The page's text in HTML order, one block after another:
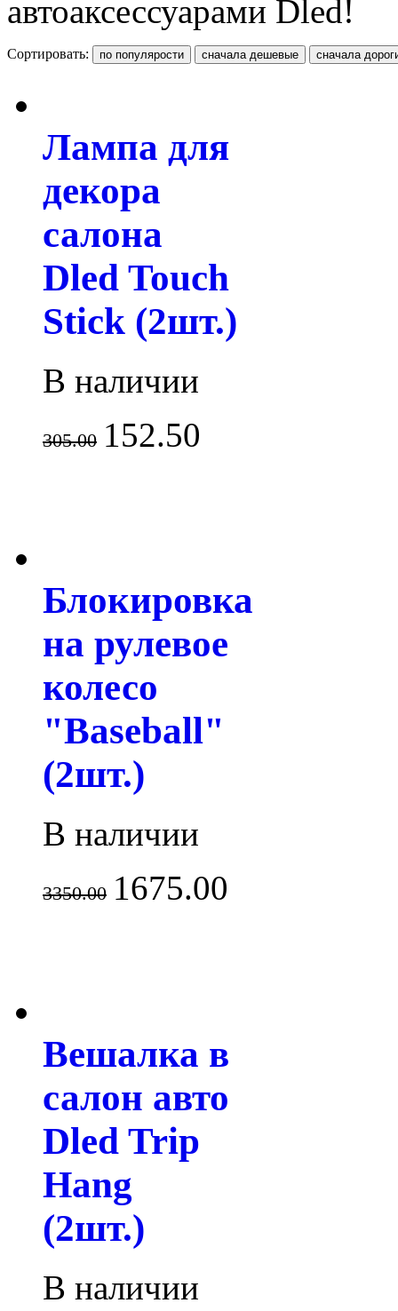
автоаксессуарами Dled!
Сортировать:
Лампа для
декора
салона
Dled Touch
Stick (2шт.)
В наличии
305.00 152.50
Блокировка
на рулевое
колесо
"Baseball"
(2шт.)
В наличии
3350.00 1675.00
Вешалка в
салон авто
Dled Trip
Hang
(2шт.)
В наличии